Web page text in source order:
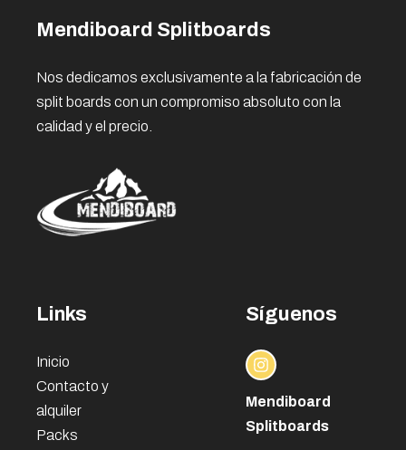
Mendiboard Splitboards
Nos dedicamos exclusivamente a la fabricación de
split boards con un compromiso absoluto con la
calidad y el precio.
Links
Inicio
Contacto y
alquiler
Packs
Síguenos
Mendiboard
Splitboards